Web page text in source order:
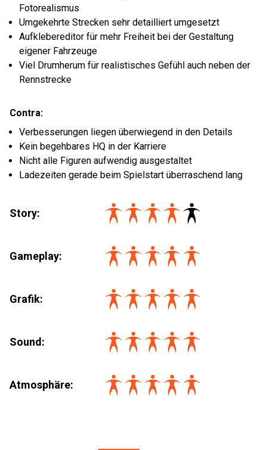
Fotorealismus
Umgekehrte Strecken sehr detailliert umgesetzt
Aufklebereditor für mehr Freiheit bei der Gestaltung
eigener Fahrzeuge
Viel Drumherum für realistisches Gefühl auch neben der
Rennstrecke
Contra:
Verbesserungen liegen überwiegend in den Details
Kein begehbares HQ in der Karriere
Nicht alle Figuren aufwendig ausgestaltet
Ladezeiten gerade beim Spielstart überraschend lang
Story:
Gameplay:
Grafik:
Sound:
Atmosphäre: